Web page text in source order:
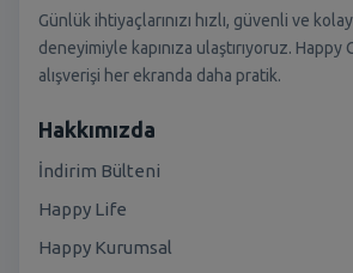
Günlük ihtiyaçlarınızı hızlı, güvenli ve
deneyimiyle kapınıza ulaştırıyoruz.
alışverişi her ekranda daha pratik.
Hakkımızda
İndirim Bülteni
Happy Life
Happy Kurumsal